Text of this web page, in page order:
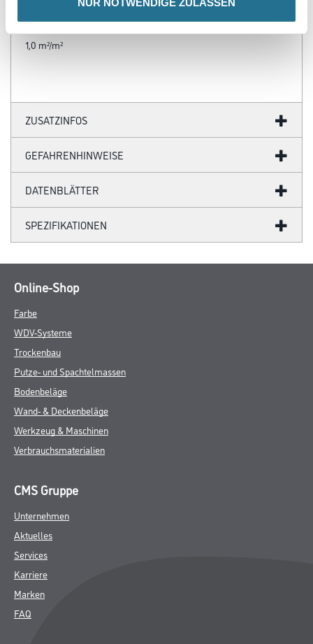
NUR NOTWENDIGE ZULASSEN
1,0 m²/m²
ZUSATZINFOS
GEFAHRENHINWEISE
DATENBLÄTTER
SPEZIFIKATIONEN
Online-Shop
Farbe
WDV-Systeme
Trockenbau
Putze- und Spachtelmassen
Bodenbeläge
Wand- & Deckenbeläge
Werkzeug & Maschinen
Verbrauchsmaterialien
CMS Gruppe
Unternehmen
Aktuelles
Services
Karriere
Marken
FAQ